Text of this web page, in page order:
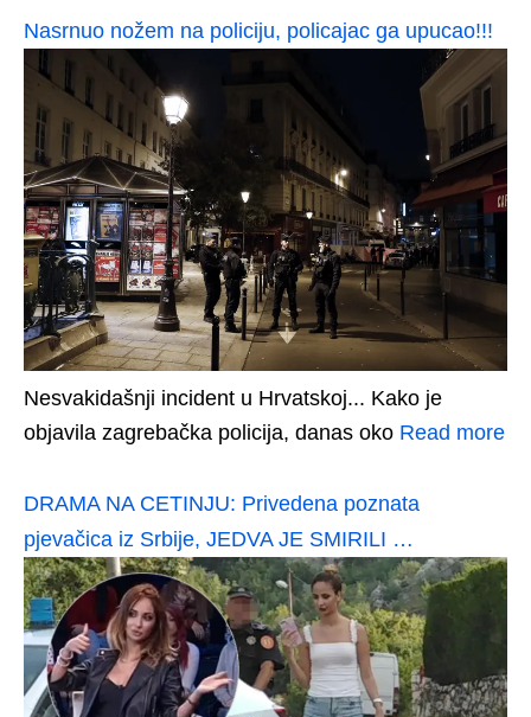
Nasrnuo nožem na policiju, policajac ga upucao!!!
Nesvakidašnji incident u Hrvatskoj... Kako je
objavila zagrebačka policija, danas oko Read more
DRAMA NA CETINJU: Privedena poznata
pjevačica iz Srbije, JEDVA JE SMIRILI …